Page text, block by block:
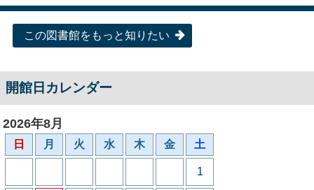
この図書館をもっと知りたい
開館日カレンダー
2026年8月
日 月 火 水 木 金 土
1